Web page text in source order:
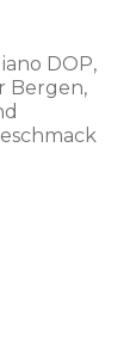
DOP,
Bergen,